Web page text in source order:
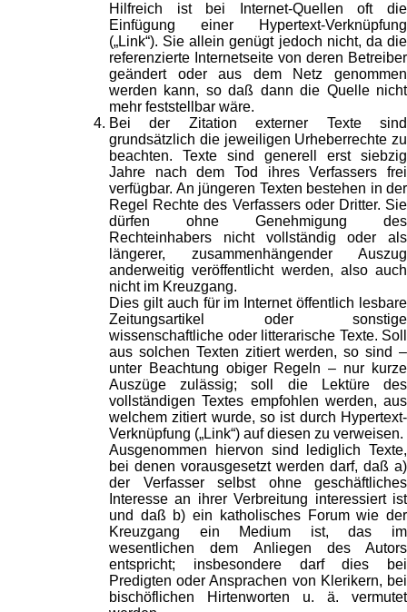
Hilfreich ist bei Internet-Quellen oft die
Einfügung einer Hypertext-Verknüpfung
(„Link“). Sie allein genügt jedoch nicht, da die
referenzierte Internetseite von deren Betreiber
geändert oder aus dem Netz genommen
werden kann, so daß dann die Quelle nicht
mehr feststellbar wäre.
Bei der Zitation externer Texte sind
grundsätzlich die jeweiligen Urheberrechte zu
beachten. Texte sind generell erst siebzig
Jahre nach dem Tod ihres Verfassers frei
verfügbar. An jüngeren Texten bestehen in der
Regel Rechte des Verfassers oder Dritter. Sie
dürfen ohne Genehmigung des
Rechteinhabers nicht vollständig oder als
längerer, zusammenhängender Auszug
anderweitig veröffentlicht werden, also auch
nicht im Kreuzgang.
Dies gilt auch für im Internet öffentlich lesbare
Zeitungsartikel oder sonstige
wissenschaftliche oder litterarische Texte. Soll
aus solchen Texten zitiert werden, so sind –
unter Beachtung obiger Regeln – nur kurze
Auszüge zulässig; soll die Lektüre des
vollständigen Textes empfohlen werden, aus
welchem zitiert wurde, so ist durch Hypertext-
Verknüpfung („Link“) auf diesen zu verweisen.
Ausgenommen hiervon sind lediglich Texte,
bei denen vorausgesetzt werden darf, daß a)
der Verfasser selbst ohne geschäftliches
Interesse an ihrer Verbreitung interessiert ist
und daß b) ein katholisches Forum wie der
Kreuzgang ein Medium ist, das im
wesentlichen dem Anliegen des Autors
entspricht; insbesondere darf dies bei
Predigten oder Ansprachen von Klerikern, bei
bischöflichen Hirtenworten u. ä. vermutet